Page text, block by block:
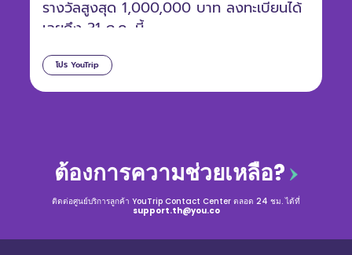
โปร YouTrip
รางวัลสูงสุด 1,000,000 บาท ลงทะเบียนได้
เลยถึง 31 ก.ค. นี้
ต้องการความช่วยเหลือ?
ติดต่อศูนย์บริการลูกค้า YouTrip Contact Center ตลอด 24 ชม. ได้ที่
support.th@you.co